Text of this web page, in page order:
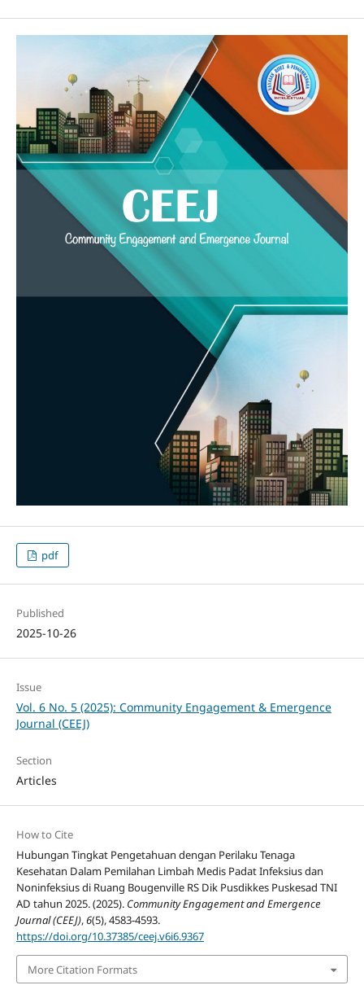
pdf
Published
2025-10-26
Issue
Vol. 6 No. 5 (2025): Community Engagement & Emergence
Journal (CEEJ)
Section
Articles
How to Cite
Hubungan Tingkat Pengetahuan dengan Perilaku Tenaga
Kesehatan Dalam Pemilahan Limbah Medis Padat Infeksius dan
Noninfeksius di Ruang Bougenville RS Dik Pusdikkes Puskesad TNI
AD tahun 2025. (2025). Community Engagement and Emergence
Journal (CEEJ),6(5), 4583-4593.
https://doi.org/10.37385/ceej.v6i6.9367
More Citation Formats